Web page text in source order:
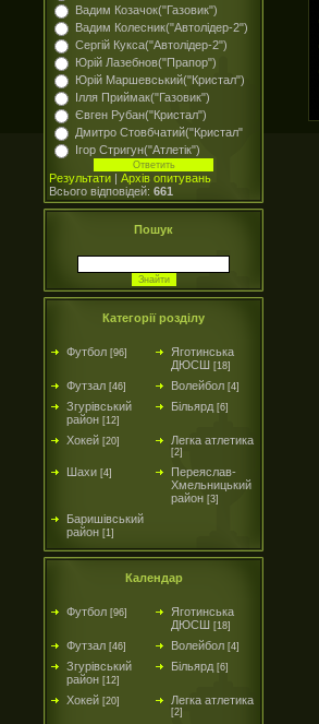
Вадим Козачок("Газовик")
Вадим Колесник("Автолідер-2")
Сергій Кукса("Автолідер-2")
Юрій Лазебнов("Прапор")
Юрій Маршевський("Кристал")
Ілля Приймак("Газовик")
Євген Рубан("Кристал")
Дмитро Стовбчатий("Кристал"
Ігор Стригун("Атлетік")
Результати | Архів опитувань
Всього відповідей: 661
Пошук
Категорії розділу
Футбол [96]
Яготинська
ДЮСШ [18]
Футзал [46] Волейбол [4]
Згурівський
район [12]
Більярд [6]
Хокей [20] Легка атлетика
[2]
Шахи [4]
Переяслав-
Хмельницький
район [3]
Баришівський
район [1]
Календар
Футбол [96]
Яготинська
ДЮСШ [18]
Футзал [46] Волейбол [4]
Згурівський
район [12]
Більярд [6]
Хокей [20] Легка атлетика
[2]